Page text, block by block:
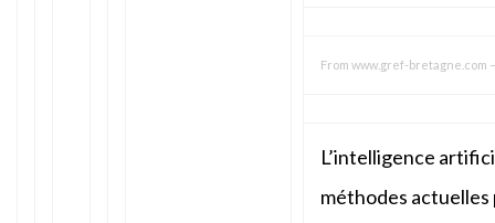
From www.gref-bretagne.com
L’intelligence
méthodes